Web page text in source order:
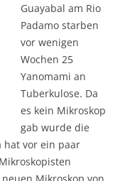
Guayabal am Rio
Padamo starben
vor wenigen
Wochen 25
Yanomami an
Tuberkulose. Da
es kein Mikroskop
gab wurde die
hat vor ein paar
Mikroskop von